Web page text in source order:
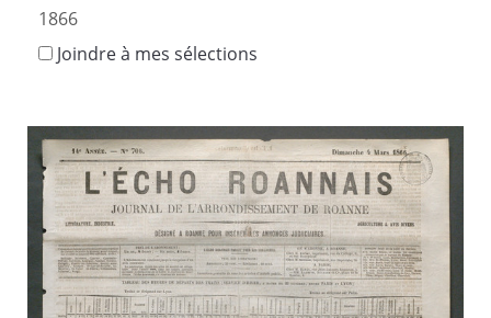
1866
Joindre à mes sélections